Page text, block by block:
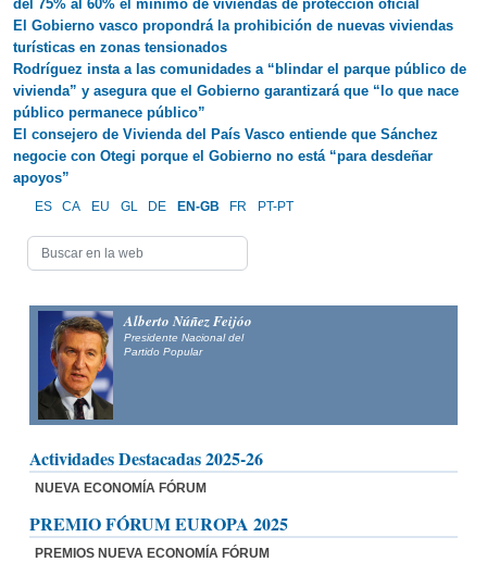
del 75% al 60% el mínimo de viviendas de protección oficial
El Gobierno vasco propondrá la prohibición de nuevas viviendas
turísticas en zonas tensionados
Rodríguez insta a las comunidades a “blindar el parque público de
vivienda” y asegura que el Gobierno garantizará que “lo que nace
público permanece público”
El consejero de Vivienda del País Vasco entiende que Sánchez
negocie con Otegi porque el Gobierno no está “para desdeñar
apoyos”
ES CA EU GL DE EN-GB FR PT-PT
Alberto Núñez Feijóo
Presidente Nacional del
Partido Popular
Actividades Destacadas 2025-26
NUEVA ECONOMÍA FÓRUM
PREMIO FÓRUM EUROPA 2025
PREMIOS NUEVA ECONOMÍA FÓRUM